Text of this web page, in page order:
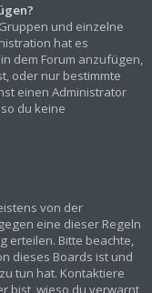
und einzelne
hat es
dem Forum anzufügen,
oder nur bestimmte
einen Administrator
du keine
von der
eine dieser Regeln
erteilen. Bitte beachte,
dieses Boards ist und
tun hat. Kontaktiere
bist, wieso du verwarnt